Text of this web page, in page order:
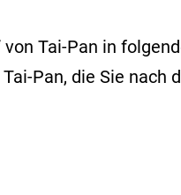
Tai-Pan in
Pan, die Sie nach